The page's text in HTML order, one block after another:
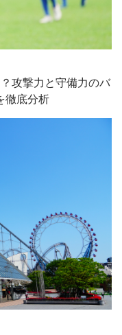
攻撃力と守備力のバ
徹底分析